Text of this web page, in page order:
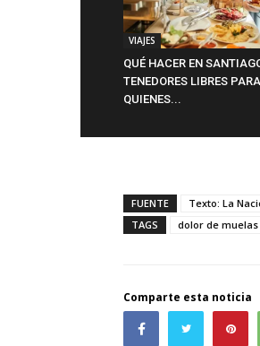
VIAJES
QUÉ HACER EN
TENEDORES LIBRES PARA
QUIENES...
FUENTE
Texto: La
TAGS
dolor de muelas
Comparte esta noticia